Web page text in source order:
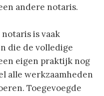
andere notaris.
is vaak
die de volledige
eigen praktijk nog
alle werkzaamheden
Toegevoegde